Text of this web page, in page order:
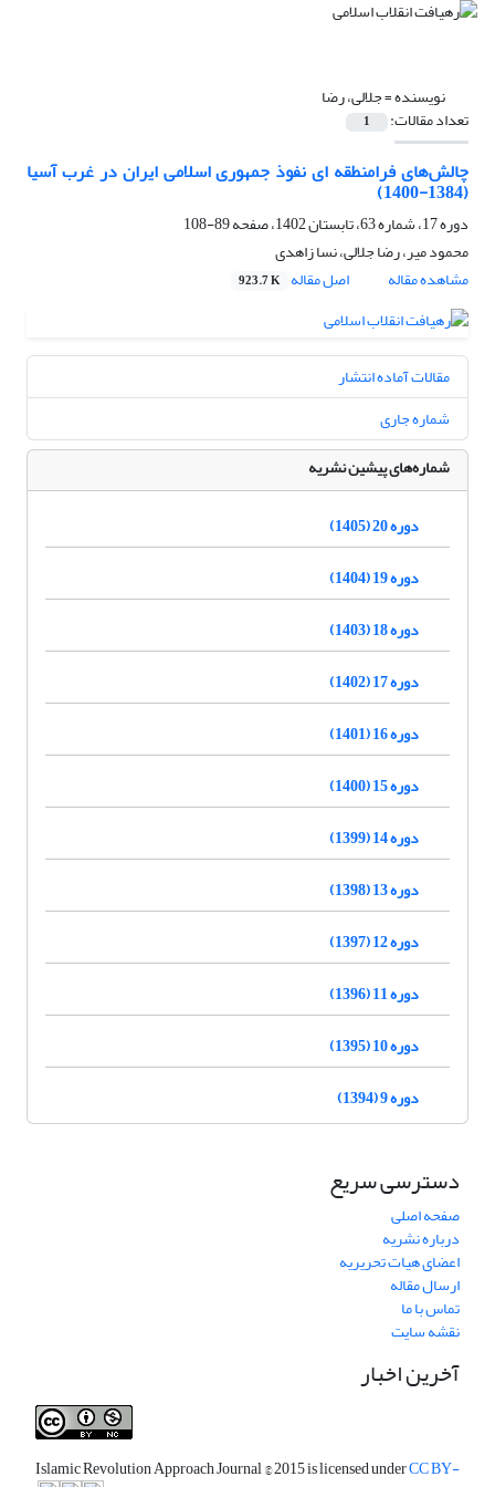
نویسنده =جلالی، رضا
تعداد مقالات: 1
چالش‌های فرامنطقه ‌ای نفوذ جمهوری اسلامی ایران در غرب آسیا
(1384-1400)
دوره 17، شماره 63، تابستان 1402، صفحه
89-108
محمود میر، رضا جلالی، نسا زاهدی
مشاهده مقاله
اصل مقاله 923.7 K
مقالات آماده انتشار
شماره جاری
شماره‌های پیشین نشریه
دوره 20 (1405)
دوره 19 (1404)
دوره 18 (1403)
دوره 17 (1402)
دوره 16 (1401)
دوره 15 (1400)
دوره 14 (1399)
دوره 13 (1398)
دوره 12 (1397)
دوره 11 (1396)
دوره 10 (1395)
دوره 9 (1394)
دسترسی سریع
صفحه اصلی
درباره نشریه
اعضای هیات تحریریه
ارسال مقاله
تماس با ما
نقشه سایت
آخرین اخبار
Islamic Revolution Approach Journal© 2015 is licensed underCC BY-